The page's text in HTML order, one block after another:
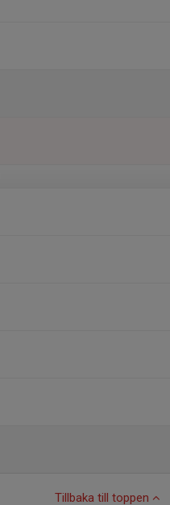
Tillbaka till toppen